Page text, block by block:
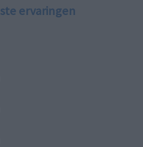
ervaringen